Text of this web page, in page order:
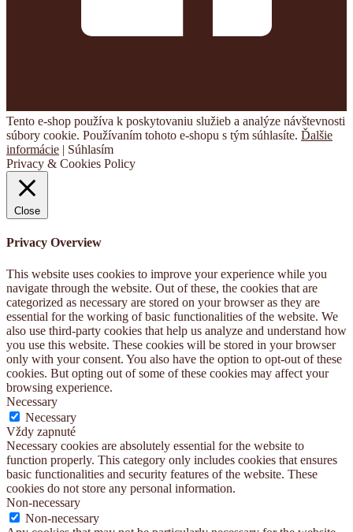
Tento e-shop používa k poskytovaniu služieb a analýze návštevnosti
súbory cookie. Používaním tohoto e-shopu s tým súhlasíte. Ďalšie
informácie | Súhlasím
Privacy & Cookies Policy
Close
Privacy Overview
This website uses cookies to improve your experience while you
navigate through the website. Out of these, the cookies that are
categorized as necessary are stored on your browser as they are
essential for the working of basic functionalities of the website. We
also use third-party cookies that help us analyze and understand how
you use this website. These cookies will be stored in your browser
only with your consent. You also have the option to opt-out of these
cookies. But opting out of some of these cookies may affect your
browsing experience.
Necessary
Necessary
Vždy zapnuté
Necessary cookies are absolutely essential for the website to
function properly. This category only includes cookies that ensures
basic functionalities and security features of the website. These
cookies do not store any personal information.
Non-necessary
Non-necessary